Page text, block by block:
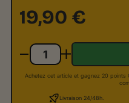
19,90€
Achetez cet article et gagnez 20 points
Livraison 24/48h.